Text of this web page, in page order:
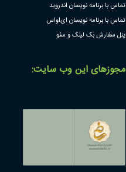
تماس با برنامه نویسان اندروید
تماس با برنامه نویسان ای‌او‌اس
پنل سفارش بک لینک و سئو
مجوز‌های این وب سایت: